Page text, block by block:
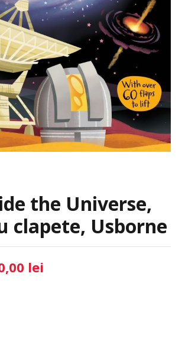
the Universe,
clapete, Usborne
lei